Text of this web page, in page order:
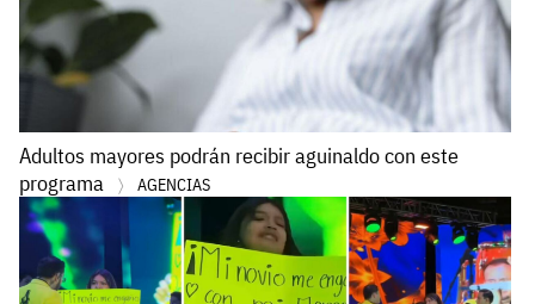
Adultos mayores podrán recibir aguinaldo con este
programa
AGENCIAS